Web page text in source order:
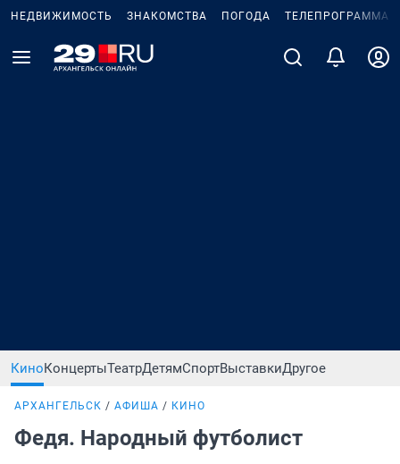
НЕДВИЖИМОСТЬ ЗНАКОМСТВА ПОГОДА ТЕЛЕПРОГРАММА
КиноКонцертыТеатрДетямСпортВыставкиДругое
АРХАНГЕЛЬСК АФИША КИНО
Федя. Народный футболист